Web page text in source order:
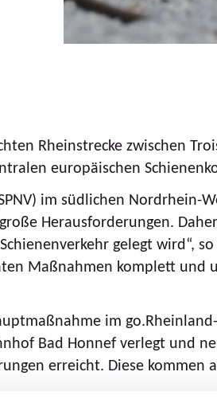
Rheinstrecke zwischen
europäischen
im südlichen Nordrhein-
Herausforderungen.
gelegt wird“,
Maßnahmen komplett und
im
Bad Honnef verlegt und
erreicht. Diese kommen